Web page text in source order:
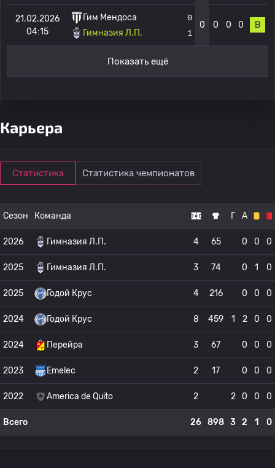
21.02.2026
04:15
Гим Мендоса
Гимназия Л.П.
0
1
0 0 0 0 В
Показать ещё
Карьера
Статистика Статистика чемпионатов
Сезон Команда Г А
2026 Гимназия Л.П. 4 65 0 0 0
2025 Гимназия Л.П. 3 74 0 1 0
2025 Годой Крус 4 216 0 0 0
2024 Годой Крус 8 459 1 2 0 0
2024 Перейра 3 67 0 0 0
2023 Emelec 2 17 0 0 0
2022 America de Quito 2 2 0 0 0
Всего 26 898 3 2 1 0